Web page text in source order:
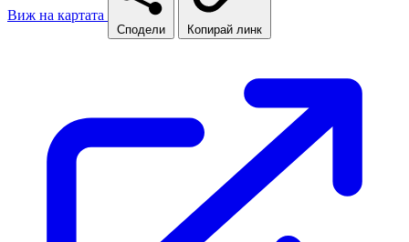
Виж на картата
Сподели Копирай линк